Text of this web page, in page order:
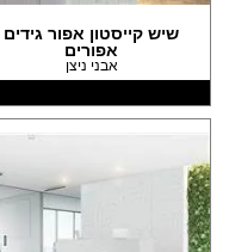
שיש קייסטון אפור גידים
אפורים
אבני ניצן